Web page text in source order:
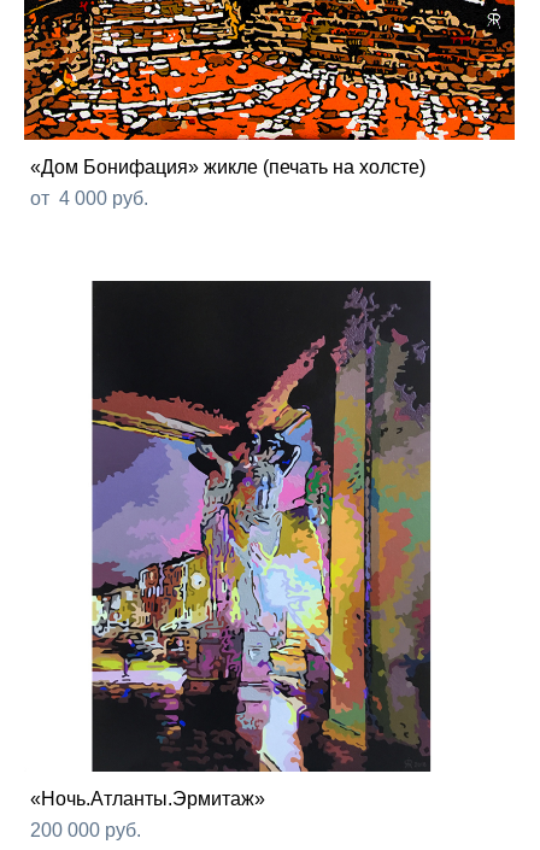
«Дом Бонифация» жикле (печать на холсте)
от 4 000 pуб.
«Ночь.Атланты.Эрмитаж»
200 000 pуб.